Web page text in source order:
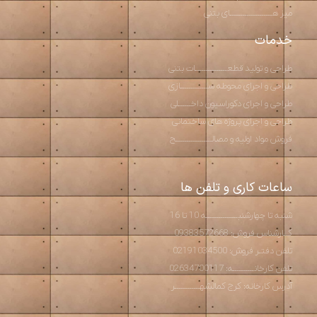
میز هــــــــــــــــــــای بتنی
خدمات
طراحی و تولید قطعـــــــــــــــات بتنی
طراحی و اجرای محوطه ســـــــــــــازی
طراحی و اجرای دکوراسیون داخــــــلی
طراحی و اجرای پروژه های ساختمانی
فروش مواد اولیه و مصالـــــــــــــــــح
ساعات کاری و تلفن ها
شنبه تا چهارشنبـــــــــــــــه 10 تا 16
کــارشناس فروش: 09383572668
تلفن دفتـر فروش: 02191034500
تلفن کارخانــــــــــه: 02634700117
آدرس کارخانه: کرج کمالشهــــــــــــر